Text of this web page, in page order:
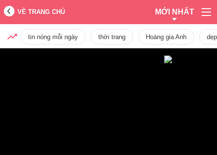
VỀ TRANG CHỦ MỚI NHẤT
tin nóng mỗi ngày thời trang Hoàng gia Anh dẹp